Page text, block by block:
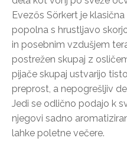
Evezős Sörkert je
popolna s hrustljavo
in posebnim vzdušjem
postrežen skupaj z
pijače skupaj ustvarijo
preprost, a nepogrešljiv
Jedi se odlično podajo k
njegovi sadno
lahke poletne večere.